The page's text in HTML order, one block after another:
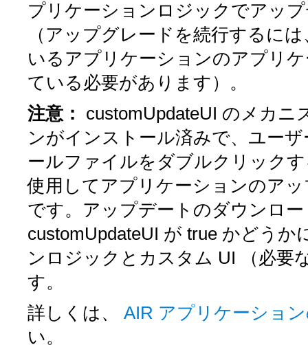
プリケーションロジックでアッ
（アップグレードを続行するに
いるアプリケーションのアプリ
ている必要があります）。
注意： customUpdateUI のメカニ
ンがインストール済みで、ユー
ールファイルをダブルクリック
使用してアプリケーションのア
です。アップデートのダウンロ
customUpdateUI が true かどうか
ンロジックとカスタム UI （必要
す。
詳しくは、 AIR アプリケーショ
い。